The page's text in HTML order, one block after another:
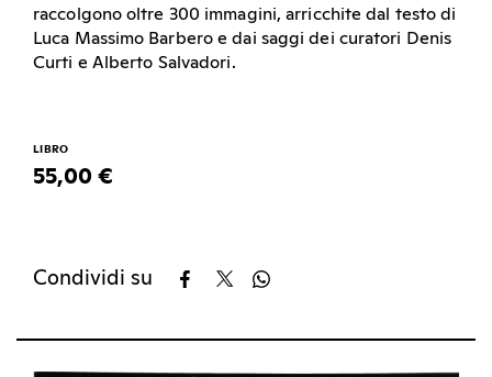
raccolgono oltre 300 immagini, arricchite dal testo di
Luca Massimo Barbero e dai saggi dei curatori Denis
Curti e Alberto Salvadori.
LIBRO
55,00 €
Condividi su